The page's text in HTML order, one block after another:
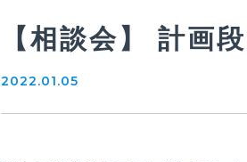
【相談会】 計画
2022.01.05